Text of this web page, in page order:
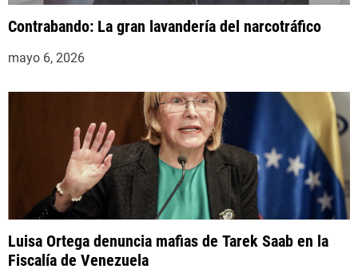
Contrabando: La gran lavandería del narcotráfico
mayo 6, 2026
Luisa Ortega denuncia mafias de Tarek Saab en la
Fiscalía de Venezuela